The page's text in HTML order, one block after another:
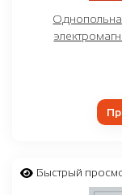
Быстрый